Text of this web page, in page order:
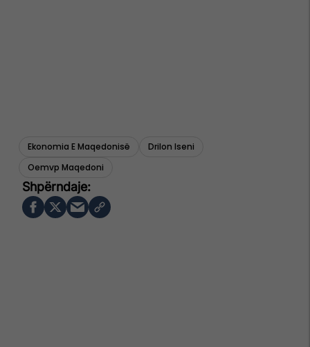
Ekonomia E Maqedonisë
Drilon Iseni
Oemvp Maqedoni